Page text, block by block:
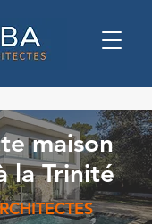
maison
la Trinité